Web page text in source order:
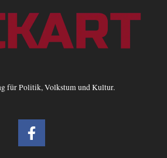
für Politik, Volkstum und Kultur.
F
a